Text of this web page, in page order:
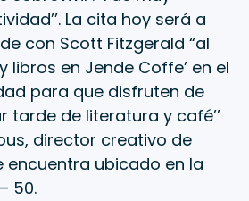
La cita hoy será a
con Scott Fitzgerald “al
libros en Jende Coffe’ en el
para que disfruten de
tarde de literatura y café’’
director creativo de
encuentra ubicado en la
50.